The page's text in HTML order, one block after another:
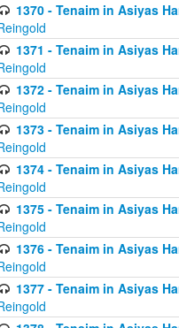
1370 - Tenaim in Asiyas
1371 - Tenaim in Asiyas
1372 - Tenaim in Asiyas
1373 - Tenaim in Asiyas
1374 - Tenaim in Asiyas
1375 - Tenaim in Asiyas
1376 - Tenaim in Asiyas
1377 - Tenaim in Asiyas